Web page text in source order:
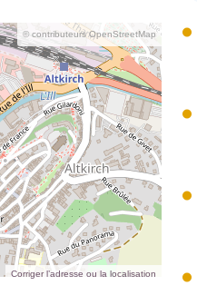
© contributeurs OpenStreetMap
Corriger l’adresse ou la localisation